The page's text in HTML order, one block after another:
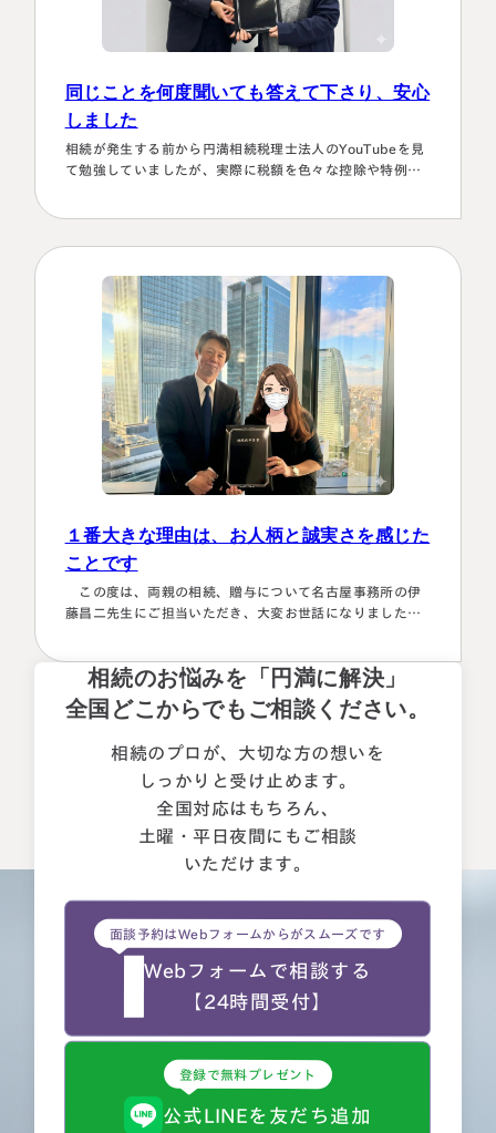
同じことを何度聞いても答えて下さり、安心
しました
相続が発生する前から円満相続税理士法人のYouTubeを見
て勉強していましたが、実際に税額を色々な控除や特例を
ず、届いた書類を全部加藤先生へメールで送ってまとめあ
げて頂きました。心配で同じこと…
１番大きな理由は、お人柄と誠実さを感じた
ことです
この度は、両親の相続、贈与について名古屋事務所の伊
藤昌二先生にご担当いただき、大変お世話になりました。
ュートラルでした。 ②丁寧なご対応とわかりやすい説明で
した。 素人がわかりやすいように、わかるまで何度も教
えて下さいました。 ③お人柄と同様に、専門家として全面
相続のお悩みを「円満に解決」
全国どこからでもご相談ください。
相続のプロが、大切な方の想いを
しっかりと受け止めます。
全国対応はもちろん、
土曜・平日夜間にもご相談
いただけます。
面談予約はWebフォームからがスムーズです
Webフォームで相談する
【24時間受付】
登録で無料プレゼント
公式LINEを友だち追加